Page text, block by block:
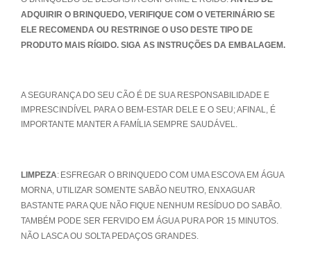
ADQUIRIR O BRINQUEDO, VERIFIQUE COM O VETERINÁRIO SE
ELE RECOMENDA OU RESTRINGE O USO DESTE TIPO DE
PRODUTO MAIS RÍGIDO. SIGA AS INSTRUÇÕES DA EMBALAGEM.
A SEGURANÇA DO SEU CÃO É DE SUA RESPONSABILIDADE E
IMPRESCINDÍVEL PARA O BEM-ESTAR DELE E O SEU; AFINAL, É
IMPORTANTE MANTER A FAMÍLIA SEMPRE SAUDÁVEL.
LIMPEZA: ESFREGAR O BRINQUEDO COM UMA ESCOVA EM ÁGUA
MORNA, UTILIZAR SOMENTE SABÃO NEUTRO, ENXAGUAR
BASTANTE PARA QUE NÃO FIQUE NENHUM RESÍDUO DO SABÃO.
TAMBÉM PODE SER FERVIDO EM ÁGUA PURA POR 15 MINUTOS.
NÃO LASCA OU SOLTA PEDAÇOS GRANDES.